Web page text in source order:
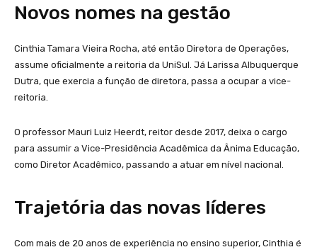
Novos nomes na gestão
Cinthia Tamara Vieira Rocha, até então Diretora de Operações,
assume oficialmente a reitoria da UniSul. Já Larissa Albuquerque
Dutra, que exercia a função de diretora, passa a ocupar a vice-
reitoria.
O professor Mauri Luiz Heerdt, reitor desde 2017, deixa o cargo
para assumir a Vice-Presidência Acadêmica da Ânima Educação,
como Diretor Acadêmico, passando a atuar em nível nacional.
Trajetória das novas líderes
Com mais de 20 anos de experiência no ensino superior, Cinthia é